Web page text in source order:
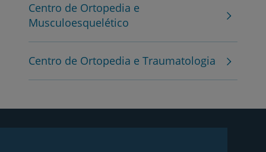
Centro de Ortopedia e
Musculoesquelético
Centro de Ortopedia e Traumatologia